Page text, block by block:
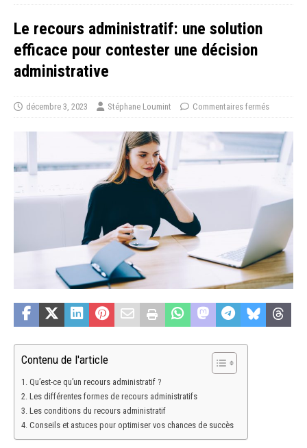
Le recours administratif: une solution
efficace pour contester une décision
administrative
décembre 3, 2023 Stéphane Loumint Commentaires fermés
Contenu de l'article
Qu’est-ce qu’un recours administratif ?
Les différentes formes de recours administratifs
Les conditions du recours administratif
Conseils et astuces pour optimiser vos chances de succès